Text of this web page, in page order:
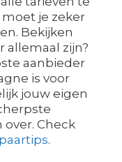
je zeker
Bekijken
allemaal zijn?
aanbieder
is voor
jouw eigen
Check
.